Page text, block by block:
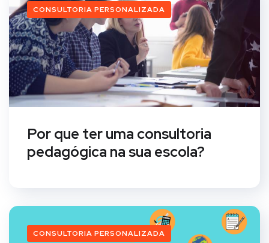
CONSULTORIA PERSONALIZADA
Por que ter uma consultoria
pedagógica na sua escola?
CONSULTORIA PERSONALIZADA